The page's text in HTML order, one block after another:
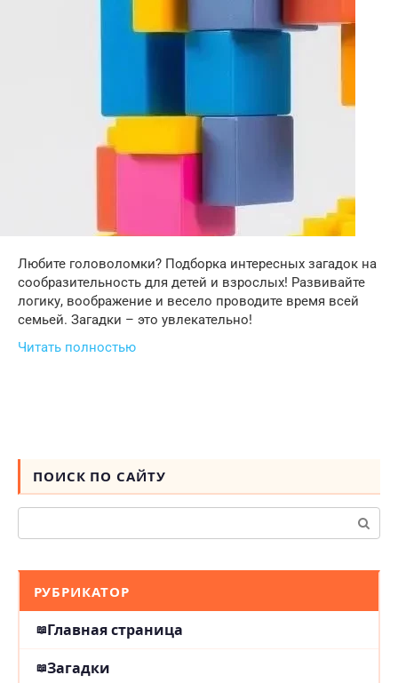
Любите головоломки? Подборка интересных загадок на
сообразительность для детей и взрослых! Развивайте
логику, воображение и весело проводите время всей
семьей. Загадки – это увлекательно!
Читать полностью
ПОИСК ПО САЙТУ
РУБРИКАТОР
Главная страница
Загадки